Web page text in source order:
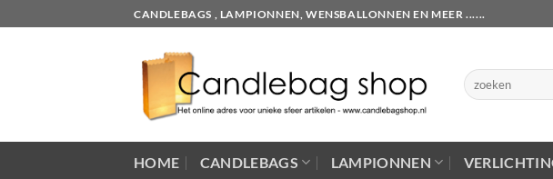
to
CANDLEBAGS , LAMPIONNEN, WENSBALLONNEN EN MEER ......
Zoeken
naar:
HOME CANDLEBAGS LAMPIONNEN